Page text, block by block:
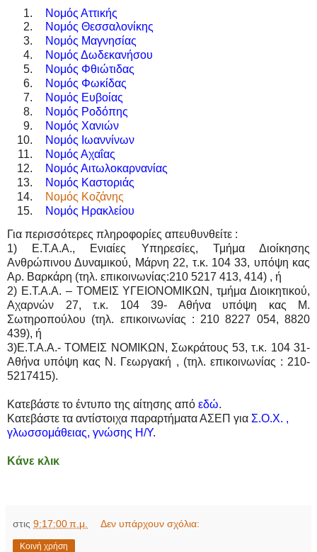
Νομός Αττικής
Νομός Θεσσαλονίκης
Νομός Μαγνησίας
Νομός Δωδεκανήσου
Νομός Φθιώτιδας
Νομός Φωκίδας
Νομός Ευβοίας
Νομός Ροδόπης
Νομός Χανιών
Νομός Ιωαννίνων
Νομός Αχαΐας
Νομός Αιτωλοκαρνανίας
Νομός Καστοριάς
Νομός Κοζάνης
Νομός Ηρακλείου
Για περισσότερες πληροφορίες απευθυνθείτε :
1) Ε.Τ.Α.Α., Ενιαίες Υπηρεσίες, Τμήμα Διοίκησης
Ανθρώπινου Δυναμικού, Μάρνη 22, τ.κ. 104 33, υπόψη κας
Αρ. Βαρκάρη (τηλ. επικοινωνίας:210 5217 413, 414) , ή
2) Ε.Τ.Α.Α. – ΤΟΜΕΙΣ ΥΓΕΙΟΝΟΜΙΚΩΝ, τμήμα Διοικητικού,
Αχαρνών 27, τ.κ. 104 39- Αθήνα υπόψη κας Μ.
Σωτηροπούλου (τηλ. επικοινωνίας : 210 8227 054, 8820
439), ή
3)Ε.Τ.Α.Α.- ΤΟΜΕΙΣ ΝΟΜΙΚΩΝ, Σωκράτους 53, τ.κ. 104 31-
Αθήνα υπόψη κας Ν. Γεωργακή , (τηλ. επικοινωνίας : 210-
5217415).
Κατεβάστε το έντυπο της αίτησης από εδώ.
Κατεβάστε τα αντίστοιχα παραρτήματα ΑΣΕΠ για Σ.Ο.Χ. ,
γλωσσομάθειας, γνώσης Η/Υ.
Κάνε κλικ
στις 9:17:00 π.μ. Δεν υπάρχουν σχόλια:
Κοινή χρήση